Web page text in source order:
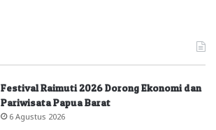
Festival Raimuti 2026 Dorong Ekonomi dan
Pariwisata Papua Barat
6 Agustus 2026